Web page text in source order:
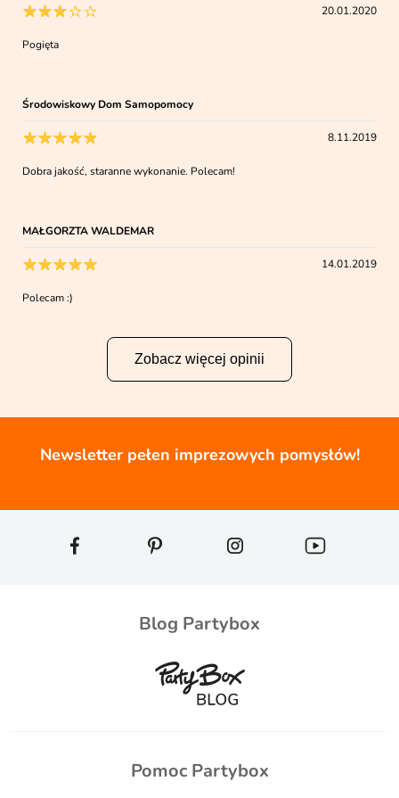
20.01.2020
Pogięta
Środowiskowy Dom Samopomocy
8.11.2019
Dobra jakość, staranne wykonanie. Polecam!
MAŁGORZTA WALDEMAR
14.01.2019
Polecam :)
Zobacz więcej opinii
Newsletter pełen imprezowych pomysłów!
Blog Partybox
Pomoc Partybox